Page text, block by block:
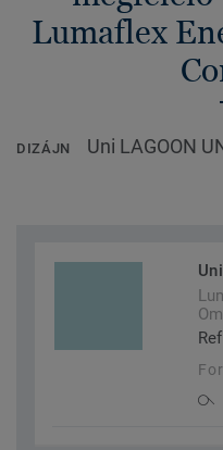
Lumaflex
DIZÁJN Uni LAGOON